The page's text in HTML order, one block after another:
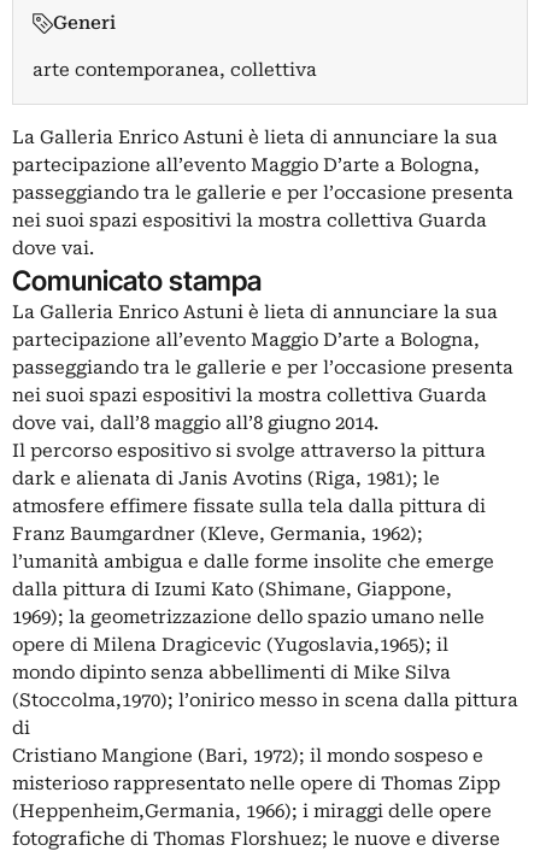
Generi
arte contemporanea, collettiva
La Galleria Enrico Astuni è lieta di annunciare la sua
partecipazione all’evento Maggio D’arte a Bologna,
passeggiando tra le gallerie e per l’occasione presenta
nei suoi spazi espositivi la mostra collettiva Guarda
dove vai.
Comunicato stampa
La Galleria Enrico Astuni è lieta di annunciare la sua
partecipazione all’evento Maggio D’arte a Bologna,
passeggiando tra le gallerie e per l’occasione presenta
nei suoi spazi espositivi la mostra collettiva Guarda
dove vai, dall’8 maggio all’8 giugno 2014.
Il percorso espositivo si svolge attraverso la pittura
dark e alienata di Janis Avotins (Riga, 1981); le
atmosfere effimere fissate sulla tela dalla pittura di
Franz Baumgardner (Kleve, Germania, 1962);
l’umanità ambigua e dalle forme insolite che emerge
dalla pittura di Izumi Kato (Shimane, Giappone,
1969); la geometrizzazione dello spazio umano nelle
opere di Milena Dragicevic (Yugoslavia,1965); il
mondo dipinto senza abbellimenti di Mike Silva
(Stoccolma,1970); l’onirico messo in scena dalla pittura
di
Cristiano Mangione (Bari, 1972); il mondo sospeso e
misterioso rappresentato nelle opere di Thomas Zipp
(Heppenheim,Germania, 1966); i miraggi delle opere
fotografiche di Thomas Florshuez; le nuove e diverse